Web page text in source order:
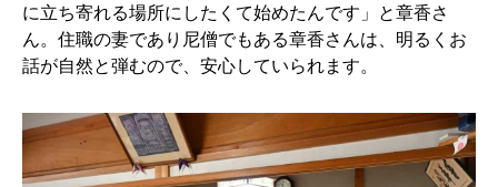
に立ち寄れる場所にしたくて始めたんです」と章香さ
ん。住職の妻であり尼僧でもある章香さんは、明るくお
話が自然と弾むので、安心していられます。